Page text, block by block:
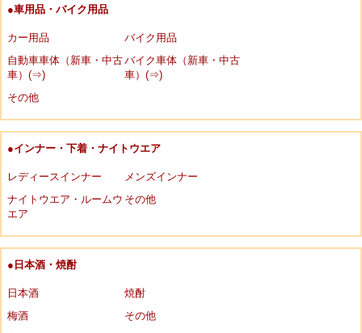
●車用品・バイク用品
カー用品
バイク用品
自動車車体（新車・中古
車）(⇒)
バイク車体（新車・中古
車）(⇒)
その他
●インナー・下着・ナイトウエア
レディースインナー
メンズインナー
ナイトウエア・ルームウ
エア
その他
●日本酒・焼酎
日本酒
焼酎
梅酒
その他